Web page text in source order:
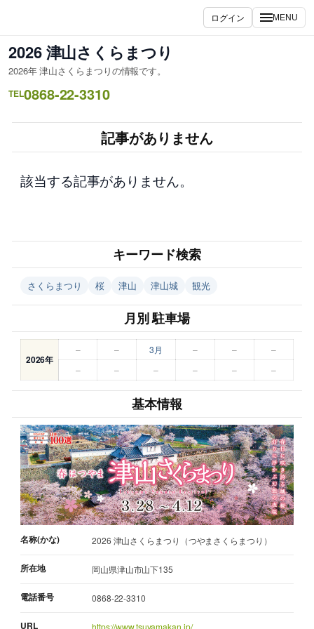
を
ス
キ
ッ
ログイン MENU
2026 津山さくらまつり
2026年 津山さくらまつりの情報です。
TEL0868-22-3310
記事がありません
該当する記事がありません。
キーワード検索
さくらまつり 桜 津山 津山城 観光
月別 駐車場
2026年
– – 3月 – –
–
–
– – – – –
基本情報
名称(かな) 2026 津山さくらまつり（つやまさくらまつり）
所在地 岡山県津山市山下135
電話番号 0868-22-3310
URL https://www.tsuyamakan.jp/